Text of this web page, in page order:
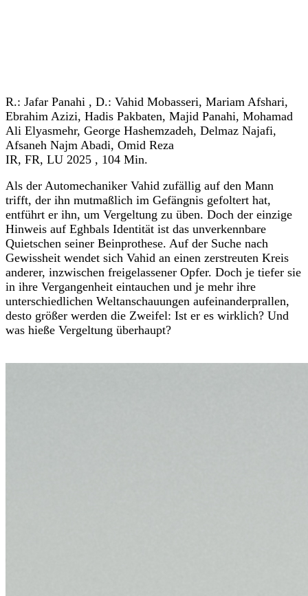
R.: Jafar Panahi , D.: Vahid Mobasseri, Mariam Afshari,
Ebrahim Azizi, Hadis Pakbaten, Majid Panahi, Mohamad
Ali Elyasmehr, George Hashemzadeh, Delmaz Najafi,
Afsaneh Najm Abadi, Omid Reza
IR, FR, LU 2025 , 104 Min.
Als der Automechaniker Vahid zufällig auf den Mann
trifft, der ihn mutmaßlich im Gefängnis gefoltert hat,
entführt er ihn, um Vergeltung zu üben. Doch der einzige
Hinweis auf Eghbals Identität ist das unverkennbare
Quietschen seiner Beinprothese. Auf der Suche nach
Gewissheit wendet sich Vahid an einen zerstreuten Kreis
anderer, inzwischen freigelassener Opfer. Doch je tiefer sie
in ihre Vergangenheit eintauchen und je mehr ihre
unterschiedlichen Weltanschauungen aufeinanderprallen,
desto größer werden die Zweifel: Ist er es wirklich? Und
was hieße Vergeltung überhaupt?